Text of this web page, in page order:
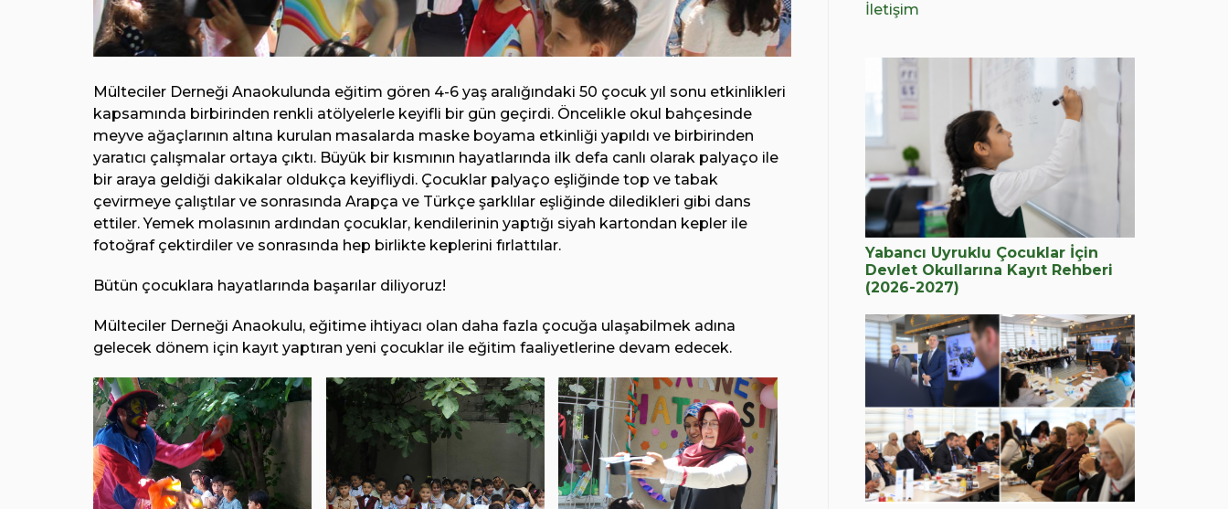
Mülteciler Derneği Anaokulunda eğitim gören 4-6 yaş aralığındaki 50 çocuk yıl sonu etkinlikleri
kapsamında birbirinden renkli atölyelerle keyifli bir gün geçirdi. Öncelikle okul bahçesinde
meyve ağaçlarının altına kurulan masalarda maske boyama etkinliği yapıldı ve birbirinden
yaratıcı çalışmalar ortaya çıktı. Büyük bir kısmının hayatlarında ilk defa canlı olarak palyaço ile
bir araya geldiği dakikalar oldukça keyifliydi. Çocuklar palyaço eşliğinde top ve tabak
çevirmeye çalıştılar ve sonrasında Arapça ve Türkçe şarklılar eşliğinde diledikleri gibi dans
ettiler. Yemek molasının ardından çocuklar, kendilerinin yaptığı siyah kartondan kepler ile
fotoğraf çektirdiler ve sonrasında hep birlikte keplerini fırlattılar.
Bütün çocuklara hayatlarında başarılar diliyoruz!
Mülteciler Derneği Anaokulu, eğitime ihtiyacı olan daha fazla çocuğa ulaşabilmek adına
gelecek dönem için kayıt yaptıran yeni çocuklar ile eğitim faaliyetlerine devam edecek.
İletişim
Yabancı Uyruklu Çocuklar İçin
Devlet Okullarına Kayıt Rehberi
(2026-2027)